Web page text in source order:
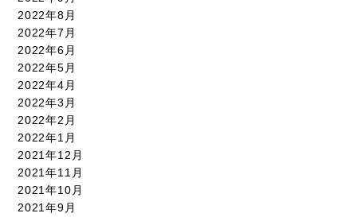
2022年8月
2022年7月
2022年6月
2022年5月
2022年4月
2022年3月
2022年2月
2022年1月
2021年12月
2021年11月
2021年10月
2021年9月